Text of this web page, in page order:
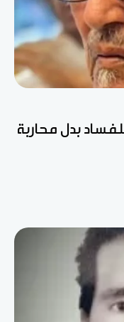
بدل محاربة